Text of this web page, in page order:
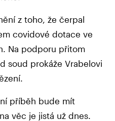
z toho, že čerpal
covidové dotace ve
Na podporu přitom
soud prokáže Vrabelovi
příběh bude mít
věc je jistá už dnes.